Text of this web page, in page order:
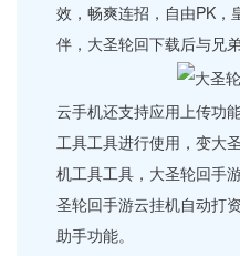
效，畅爽连招，自由PK，
伴，大圣轮回下载后与兄
云手机还支持应用上传功
工具工具进行使用，变大
机工具工具，大圣轮回手
圣轮回手游云挂机自动打
助手功能。